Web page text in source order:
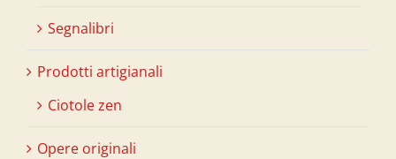
Segnalibri
Prodotti artigianali
Ciotole zen
Opere originali